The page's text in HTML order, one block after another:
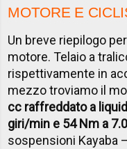
MOTORE E
Un breve riepilogo
motore. Telaio a
rispettivamente in
mezzo troviamo il
cc raffreddato a
giri/min e 54 Nm a
sospensioni Kayaba